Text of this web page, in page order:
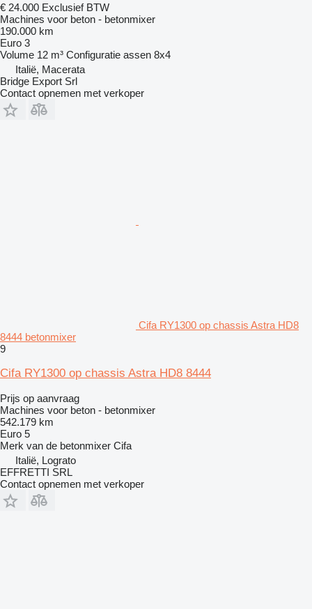
€ 24.000 Exclusief BTW
Machines voor beton - betonmixer
190.000 km
Euro 3
Volume 12 m³ Configuratie assen 8x4
Italië, Macerata
Bridge Export Srl
Contact opnemen met verkoper
Cifa RY1300 op chassis Astra HD8
8444 betonmixer
9
Cifa RY1300 op chassis Astra HD8 8444
Prijs op aanvraag
Machines voor beton - betonmixer
542.179 km
Euro 5
Merk van de betonmixer Cifa
Italië, Lograto
EFFRETTI SRL
Contact opnemen met verkoper